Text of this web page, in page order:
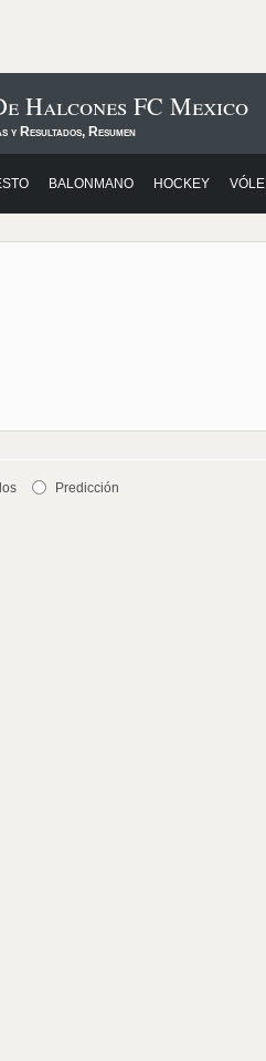
Halcones FC Mexico
y Resultados, Resumen
BALONMANO HOCKEY
Predicción